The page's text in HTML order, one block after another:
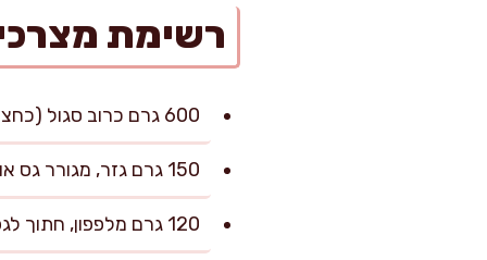
רשימת
600 גרם כרוב סגול (כחצי כרוב בינוני), פרוס דק מאוד
150 גרם גזר, מגורר גס או חתוך לגפרורים דקים
120 גרם מלפפון, חתוך לגפרורים (ללא החלק המימי אם רך מאוד)